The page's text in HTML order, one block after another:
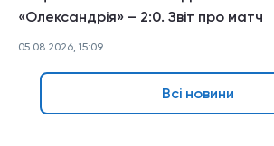
«Олександрія» – 2:0. Звіт про матч
05.08.2026, 15:09
Всі новини